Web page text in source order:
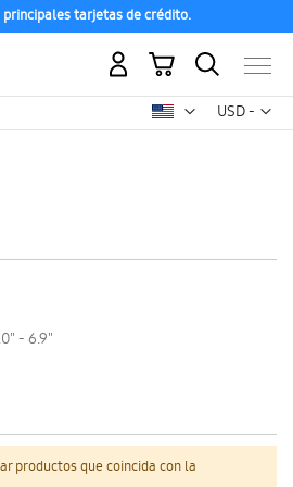
tarjetas de crédito.
USD -
dólar
Mi carrito
productos que coincida con la
- 6.9"